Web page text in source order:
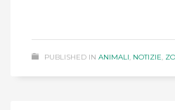
PUBLISHED IN ANIMALI, NOTIZIE,